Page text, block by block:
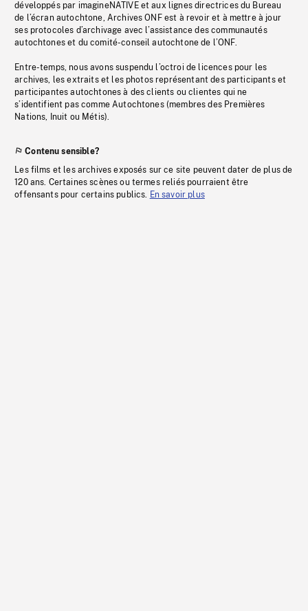
développés par imagineNATIVE et aux lignes directrices du Bureau
de l’écran autochtone, Archives ONF est à revoir et à mettre à jour
ses protocoles d’archivage avec l’assistance des communautés
autochtones et du comité-conseil autochtone de l’ONF.
Entre-temps, nous avons suspendu l’octroi de licences pour les
archives, les extraits et les photos représentant des participants et
participantes autochtones à des clients ou clientes qui ne
s’identifient pas comme Autochtones (membres des Premières
Nations, Inuit ou Métis).
Contenu sensible?
Les films et les archives exposés sur ce site peuvent dater de plus de
120 ans. Certaines scènes ou termes reliés pourraient être
offensants pour certains publics. En savoir plus